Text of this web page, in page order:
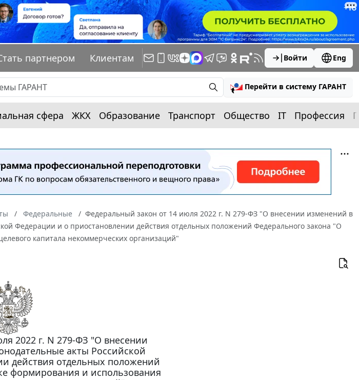
партнером Клиентам Войти Eng
Перейти в систему ГАРАНТ
сфера ЖКХ Образование Транспорт Общество IT Профессия
Федеральные
Федеральный закон от 14 июля 2022 г. N 279-ФЗ "О внесении изменений в
Федерации и о приостановлении действия отдельных положений Федерального закона "О
капитала некоммерческих организаций"
2022 г. N 279-ФЗ "О внесении
акты Российской
действия отдельных положений
формирования и использования